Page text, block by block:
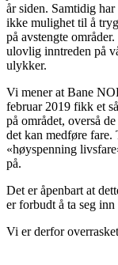
år siden. Samtidig
ikke mulighet til å
på avstengte
ulovlig inntreden på
ulykker.
Vi mener at Bane
februar 2019 fikk et
på området, overså
det kan medføre fare.
«høyspenning
på.
Det er åpenbart at
er forbudt å ta seg
Vi er derfor